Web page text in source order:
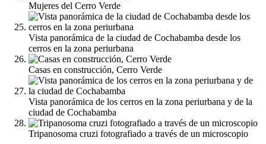
Mujeres del Cerro Verde
Vista panorámica de la ciudad de Cochabamba desde los
cerros en la zona periurbana
Casas en construcción, Cerro Verde
Vista panorámica de los cerros en la zona periurbana y de la
ciudad de Cochabamba
Tripanosoma cruzi fotografiado a través de un microscopio